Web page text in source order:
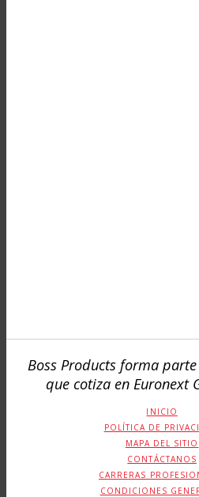
Boss Products forma parte
que cotiza en Euronext
INICIO
POLÍTICA DE
MAPA DEL SITIO
CONTÁCTANOS
CARRERAS
CONDICIONES